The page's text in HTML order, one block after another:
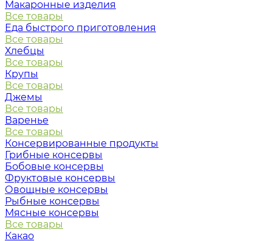
Макаронные изделия
Все товары
Еда быстрого приготовления
Все товары
Хлебцы
Все товары
Крупы
Все товары
Джемы
Все товары
Варенье
Все товары
Консервированные продукты
Грибные консервы
Бобовые консервы
Фруктовые консервы
Овощные консервы
Рыбные консервы
Мясные консервы
Все товары
Какао